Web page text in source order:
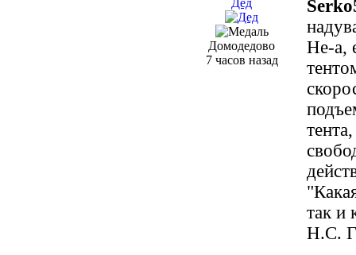
Домодедово
7 часов назад
Не-а,
так и
Н.С.